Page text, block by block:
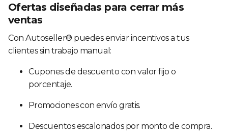
Ofertas diseñadas para cerrar más
ventas
Con Autoseller® puedes enviar incentivos a tus
clientes sin trabajo manual:
Cupones de descuento con valor fijo o
porcentaje.
Promociones con envío gratis.
Descuentos escalonados por monto de compra.